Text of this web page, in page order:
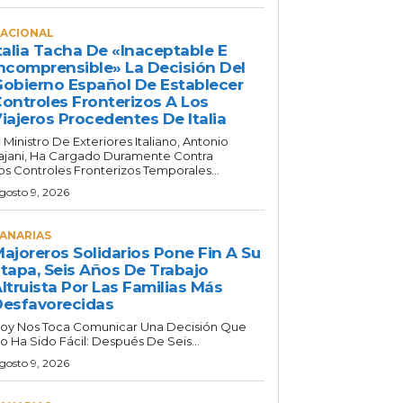
Tacha De «inaceptable E
La Decisión Del
Español De Establecer
Fronterizos A Los
Procedentes De Italia
Ministro De Exteriores Italiano, Antonio
Ha Cargado Duramente Contra
Controles Fronterizos Temporales...
9, 2026
Solidarios Pone Fin A Su
Seis Años De Trabajo
Por Las Familias Más
Nos Toca Comunicar Una Decisión Que
Ha Sido Fácil: Después De Seis...
9, 2026